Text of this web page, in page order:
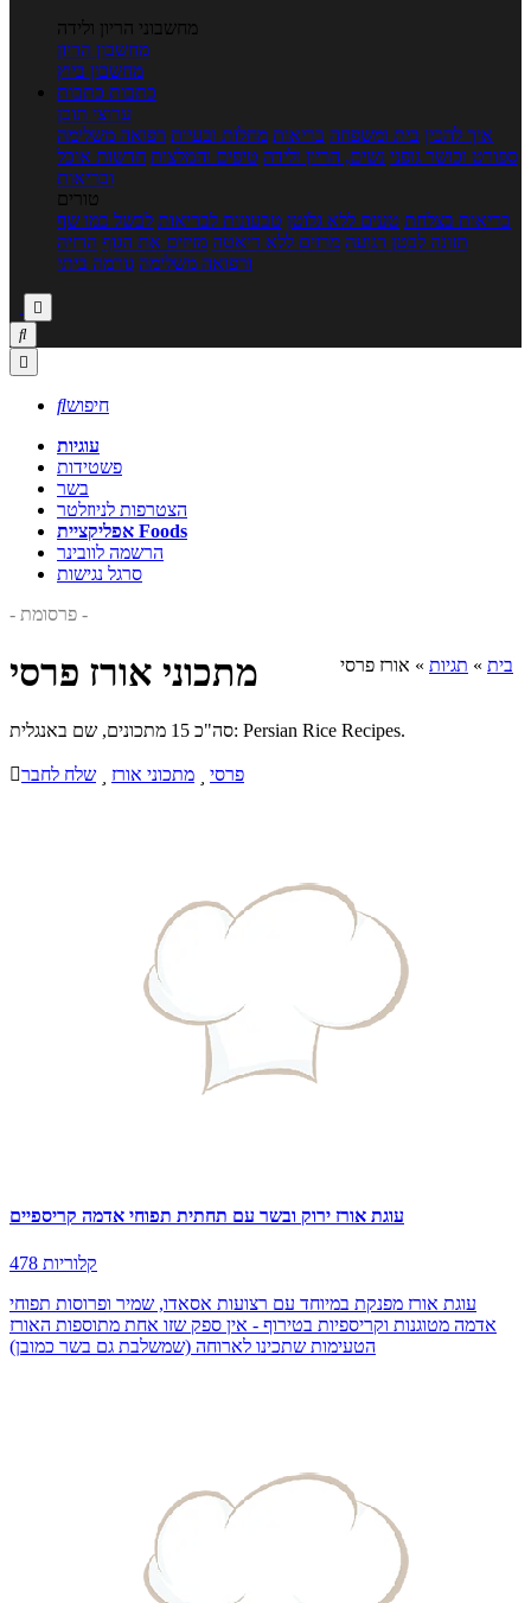
מחשבוני הריון ולידה
מחשבון הריון
מחשבון ביוץ
כתבות כתבות
ערוצי תוכן
איך להכין בית ומשפחה בריאות מחלות ובעיות רפואה משלימה
ספורט וכושר גופני נשים, הריון ולידה טיפים והמלצות חדשות אוכל
ובריאות
טורים
בריאות בצלחת טעים ללא גלוטן טבעונות לבריאות לבשל כמו שף
תזונה לבטן רגועה מרזים ללא דיאטה מזיזים את הגוף הרזיה
ורפואה משלימה גורמה ביתי



חיפוש
עוגיות
פשטידות
בשר
הצטרפות לניוזלטר
אפליקציית Foods
הרשמה לוובינר
סרגל נגישות
- פרסומת -
בית » תגיות » אורז פרסי מתכוני אורז פרסי
סה"כ 15 מתכונים, שם באנגלית: Persian Rice Recipes.
שלח לחבר מתכוני אורז פרסי
עוגת אורז ירוק ובשר עם תחתית תפוחי אדמה קריספיים
478 קלוריות
עוגת אורז מפנקת במיוחד עם רצועות אסאדו, שמיר ופרוסות תפוחי
אדמה מטוגנות וקריספיות בטירוף - אין ספק שזו אחת מתוספות האורז
הטעימות שתכינו לארוחה (שמשלבת גם בשר כמובן)